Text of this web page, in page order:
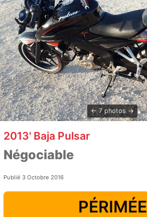
7 photos
2013' Baja Pulsar
Négociable
Publié 3 Octobre 2016
PÉRIMÉE